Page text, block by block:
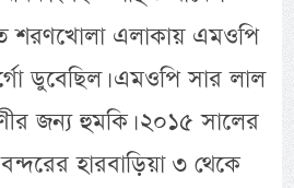
শরণখোলা এলাকায় এমওপি
ডুবেছিল। এমওপি সার লাল
জন্য হুমকি। ২০১৫ সালের
হারবাড়িয়া ৩ থেকে